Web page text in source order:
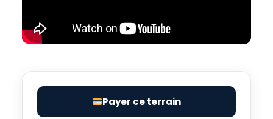
Payer ce terrain